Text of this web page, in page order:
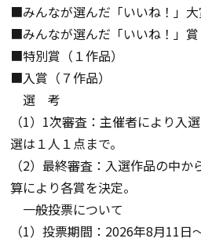
■みんなが選んだ「いいね！」
■みんなが選んだ「いいね！」
■特別賞（１作品）
■入賞（７作品）
選 考
（1） 1次審査：主催者により入選
選は１人１点まで。
（2）最終審査：入選作品の中か
算により各賞を決定。
一般投票について
（1）投票期間： 2026年8月11日